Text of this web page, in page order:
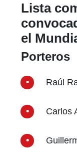
Lista
el
Porteros
Raúl
Carlos